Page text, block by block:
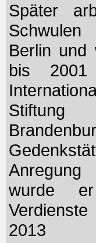
Später
Berlin und
bis
Stiftung
wurde
2013